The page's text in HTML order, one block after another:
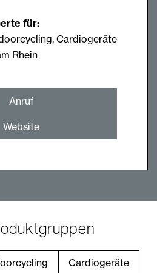
für:
Cardiogeräte
Rhein
Anruf
Website
Cardiogeräte